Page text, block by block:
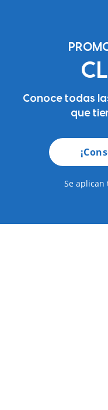
Conoce todas
que
Se aplican